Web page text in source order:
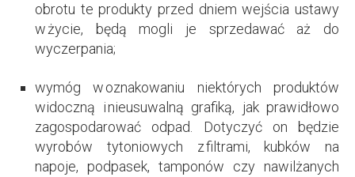
obrotu te produkty przed dniem wejścia ustawy
w życie, będą mogli je sprzedawać aż do
wyczerpania;
wymóg w oznakowaniu niektórych produktów
widoczną i nieusuwalną grafiką, jak prawidłowo
zagospodarować odpad. Dotyczyć on będzie
wyrobów tytoniowych z filtrami, kubków na
napoje, podpasek, tamponów czy nawilżanych